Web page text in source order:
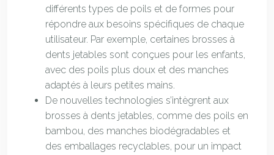
différents types de poils et de formes pour
répondre aux besoins spécifiques de chaque
utilisateur. Par exemple, certaines brosses à
dents jetables sont conçues pour les enfants,
avec des poils plus doux et des manches
adaptés à leurs petites mains.
De nouvelles technologies s’intègrent aux
brosses à dents jetables, comme des poils en
bambou, des manches biodégradables et
des emballages recyclables, pour un impact